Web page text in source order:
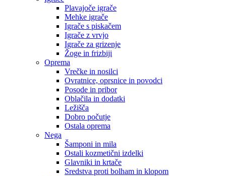
Plavajoče igrače
Mehke igrače
Igrače s piskačem
Igrače z vrvjo
Igrače za grizenje
Žoge in frizbiji
Oprema
Vrečke in nosilci
Ovratnice, oprsnice in povodci
Posode in pribor
Oblačila in dodatki
Ležišča
Dobro počutje
Ostala oprema
Nega
Šamponi in mila
Ostali kozmetični izdelki
Glavniki in krtače
Sredstva proti bolham in klopom